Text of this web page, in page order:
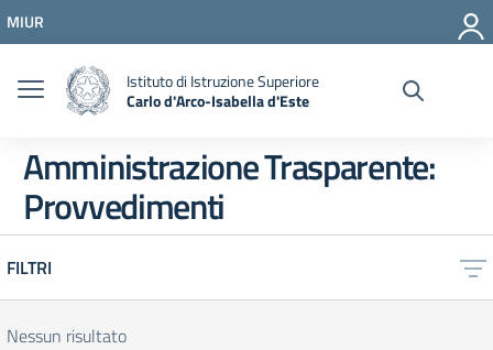
Vai al menu di navigazione
Vai al footer
MIUR
Istituto di Istruzione Superiore
Carlo d'Arco-Isabella d'Este
Amministrazione Trasparente:
Provvedimenti
FILTRI
Nessun risultato